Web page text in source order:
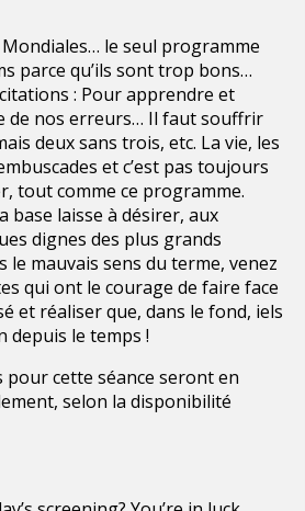
le seul programme
parce qu’ils sont trop bons…
citations : Pour apprendre et
de nos erreurs… Il faut souffrir
deux sans trois, etc. La vie, les
et c’est pas toujours
tout comme ce programme.
base laisse à désirer, aux
dignes des plus grands
le mauvais sens du terme, venez
qui ont le courage de faire face
et réaliser que, dans le fond, iels
depuis le temps !
cette séance seront en
selon la disponibilité